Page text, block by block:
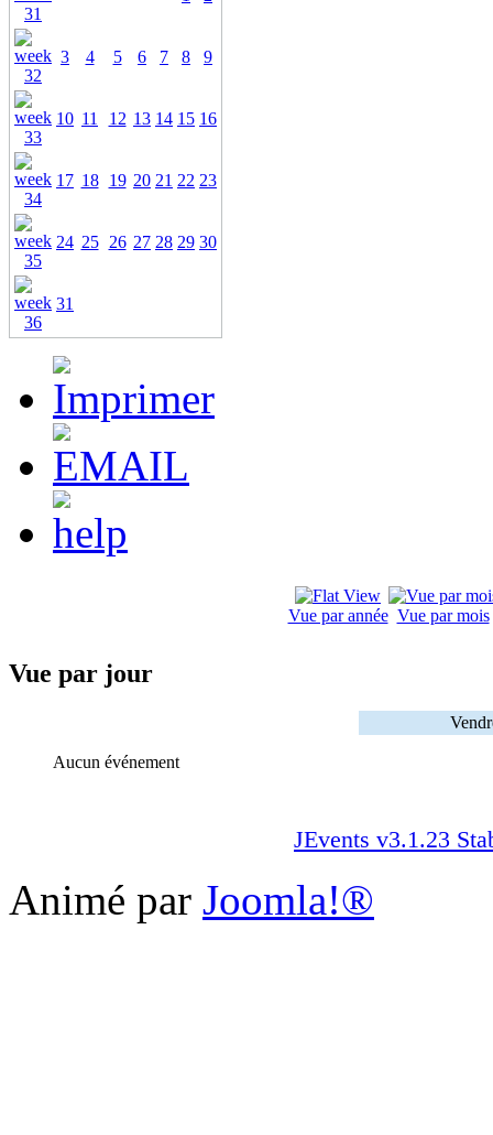
3 4 5 6 7 8 9
10 11 12 13 14 15 16
17 18 19 20 21 22 23
24 25 26 27 28 29 30
31
Vue par année Vue par mois
Vue par jour
Aucun événement
JEvents v3.1.23
Animé par Joomla!®